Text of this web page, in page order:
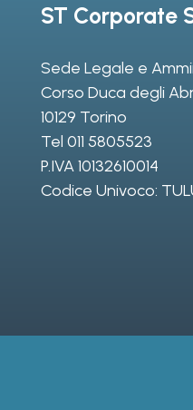
ST Corporate
Sede Legale e
Corso Duca degli
10129 Torino
Tel 011 5805523
P.IVA 10132610014
Codice Univoco: